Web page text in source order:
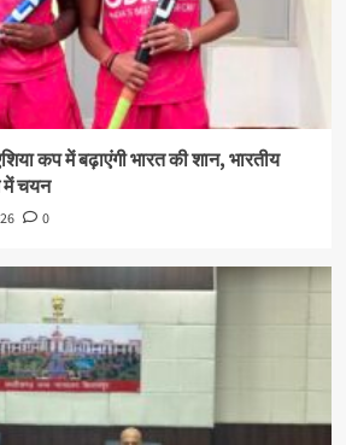
कप में बढ़ाएंगी भारत की शान, भारतीय
में चयन
0